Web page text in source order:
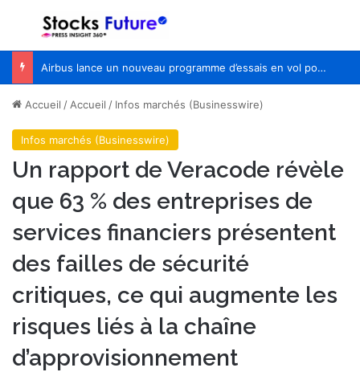
Menu
Airbus lance un nouveau programme d’essais en vol pour Wing of Tomorrow
Accueil /Accueil / Infos marchés (Businesswire)
Infos marchés (Businesswire)
Un rapport de Veracode révèle
que 63 % des entreprises de
services financiers présentent
des failles de sécurité
critiques, ce qui augmente les
risques liés à la chaîne
d’approvisionnement